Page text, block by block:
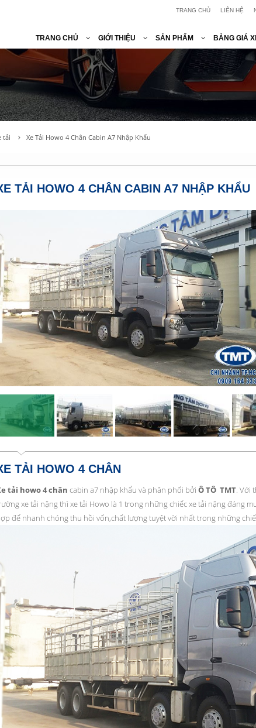
TRANG CHỦ LIÊN HỆ
TRANG CHỦ GIỚI THIỆU SẢN PHẨM BẢNG GIÁ
tải Xe Tải Howo 4 Chân Cabin A7 Nhập Khẩu
TẢI HOWO 4 CHÂN CABIN A7 NHẬP KHẨU
TẢI HOWO 4 CHÂN
tải howo 4 chân cabin a7 nhập khẩu và phân phối bởi Ô TÔ TMT. Với
xe tải nặng thì xe tải Howo là 1 trong những chiếc xe tải nặng đáng
để nhanh chóng thu hồi vốn,chất lượng tuyệt vời nhất trong những